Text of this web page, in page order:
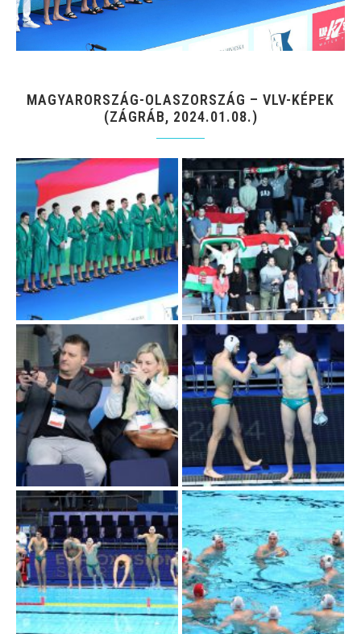
MAGYARORSZÁG-OLASZORSZÁG – VLV-KÉPEK
(ZÁGRÁB, 2024.01.08.)